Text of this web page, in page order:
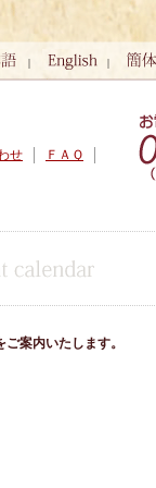
| |
せ ＦＡＱ
案内いたします。